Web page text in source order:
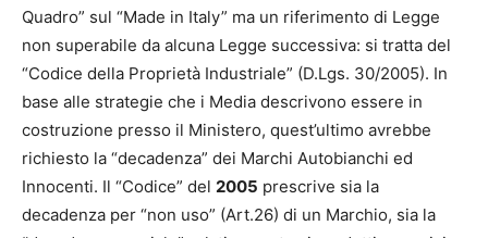
Quadro” sul “Made in Italy” ma un riferimento di Legge
non superabile da alcuna Legge successiva: si tratta del
“Codice della Proprietà Industriale” (D.Lgs. 30/2005). In
base alle strategie che i Media descrivono essere in
costruzione presso il Ministero, quest’ultimo avrebbe
richiesto la “decadenza” dei Marchi Autobianchi ed
Innocenti. Il “Codice” del 2005 prescrive sia la
decadenza per “non uso” (Art.26) di un Marchio, sia la